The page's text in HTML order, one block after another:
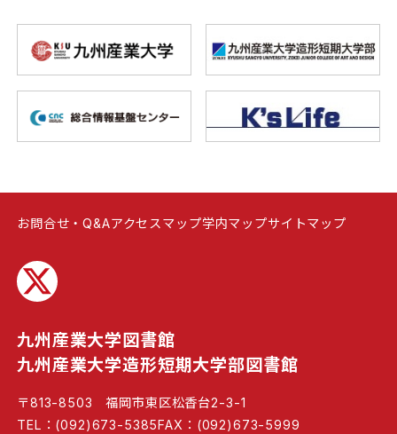
お問合せ・Q&Aアクセスマップ学内マップサイトマップ
九州産業大学図書館
九州産業大学造形短期大学部図書館
〒813-8503 福岡市東区松香台2-3-1
TEL：(092)673-5385FAX：(092)673-5999